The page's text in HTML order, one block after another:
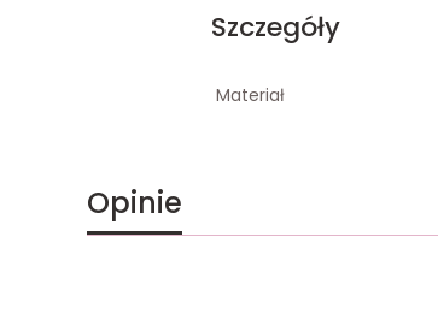
Szczegóły
Materiał
Opinie